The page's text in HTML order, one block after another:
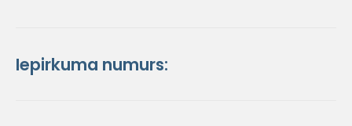
Iepirkuma numurs: